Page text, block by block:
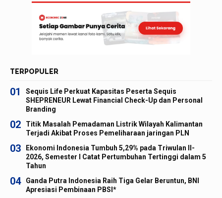
TERPOPULER
01
Sequis Life Perkuat Kapasitas Peserta Sequis
SHEPRENEUR Lewat Financial Check-Up dan Personal
Branding
02
Titik Masalah Pemadaman Listrik Wilayah Kalimantan
Terjadi Akibat Proses Pemeliharaan jaringan PLN
03
Ekonomi Indonesia Tumbuh 5,29% pada Triwulan II-
2026, Semester I Catat Pertumbuhan Tertinggi dalam 5
Tahun
04
Ganda Putra Indonesia Raih Tiga Gelar Beruntun, BNI
Apresiasi Pembinaan PBSI*